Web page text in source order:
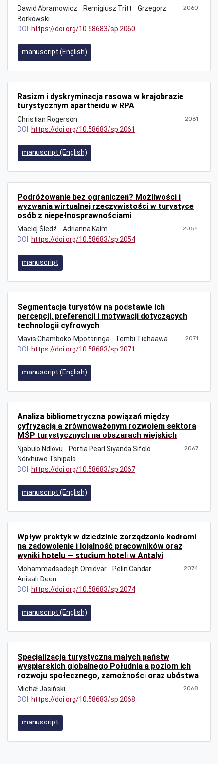
Dawid Abramowicz Remigiusz Tritt
Grzegorz
Borkowski
2060
DOI: https://doi.org/10.58683/sp.2060
manuscript (English)
Rasizm i dyskryminacja rasowa w krajobrazie
turystycznym apartheidu w RPA
Christian Rogerson 2061
DOI: https://doi.org/10.58683/sp.2061
manuscript (English)
Podróżowanie bez ograniczeń? Możliwości i
wyzwania wirtualnej rzeczywistości w turystyce
osób z niepełnosprawnościami
Maciej Śledź Adrianna Kaim 2054
DOI: https://doi.org/10.58683/sp.2054
manuscript
Segmentacja turystów na podstawie ich
percepcji, preferencji i motywacji dotyczących
technologii cyfrowych
Mavis Chamboko-Mpotaringa Tembi Tichaawa 2071
DOI: https://doi.org/10.58683/sp.2071
manuscript (English)
Analiza bibliometryczna powiązań między
cyfryzacją a zrównoważonym rozwojem sektora
MŚP turystycznych na obszarach wiejskich
Njabulo Ndlovu
Portia Pearl Siyanda Sifolo
Ndivhuwo Tshipala
2067
DOI: https://doi.org/10.58683/sp.2067
manuscript (English)
Wpływ praktyk w dziedzinie zarządzania kadrami
na zadowolenie i lojalność pracowników oraz
wyniki hotelu — studium hoteli w Antalyi
Mohammadsadegh Omidvar
Pelin Candar
Anisah Deen
2074
DOI: https://doi.org/10.58683/sp.2074
manuscript (English)
Specjalizacja turystyczna małych państw
wyspiarskich globalnego Południa a poziom ich
rozwoju społecznego, zamożności oraz ubóstwa
Michał Jasiński 2068
DOI: https://doi.org/10.58683/sp.2068
manuscript